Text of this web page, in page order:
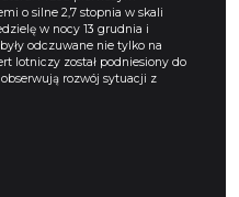
o silne 2,7 stopnia w skali
w nocy 13 grudnia i
odczuwane nie tylko na
lotniczy został podniesiony do
rozwój sytuacji z